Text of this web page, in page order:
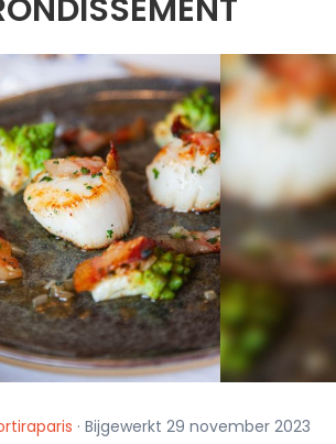
· Bijgewerkt 29 november 2023